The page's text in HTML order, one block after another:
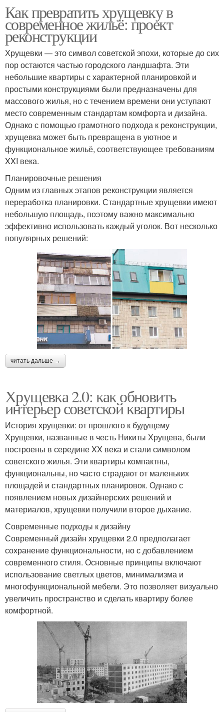
Как превратить хрущевку в
современное жильё: проект
реконструкции
Хрущевки — это символ советской эпохи, которые до сих
пор остаются частью городского ландшафта. Эти
небольшие квартиры с характерной планировкой и
простыми конструкциями были предназначены для
массового жилья, но с течением времени они уступают
место современным стандартам комфорта и дизайна.
Однако с помощью грамотного подхода к реконструкции,
хрущевка может быть превращена в уютное и
функциональное жильё, соответствующее требованиям
XXI века.
Планировочные решения
Одним из главных этапов реконструкции является
переработка планировки. Стандартные хрущевки имеют
небольшую площадь, поэтому важно максимально
эффективно использовать каждый уголок. Вот несколько
популярных решений:
читать дальше →
Хрущевка 2.0: как обновить
интерьер советской квартиры
История хрущевки: от прошлого к будущему
Хрущевки, названные в честь Никиты Хрущева, были
построены в середине XX века и стали символом
советского жилья. Эти квартиры компактны,
функциональны, но часто страдают от маленьких
площадей и стандартных планировок. Однако с
появлением новых дизайнерских решений и
материалов, хрущевки получили второе дыхание.
Современные подходы к дизайну
Современный дизайн хрущевки 2.0 предполагает
сохранение функциональности, но с добавлением
современного стиля. Основные принципы включают
использование светлых цветов, минимализма и
многофункциональной мебели. Это позволяет визуально
увеличить пространство и сделать квартиру более
комфортной.